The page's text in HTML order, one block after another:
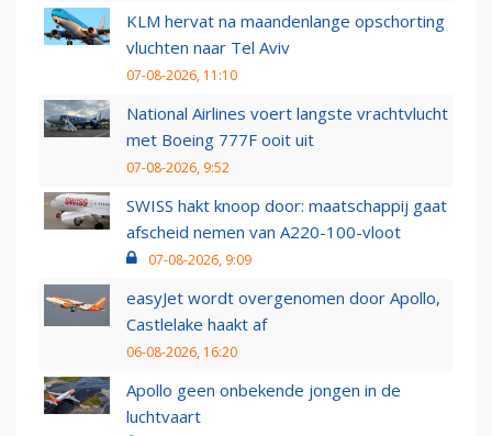
KLM hervat na maandenlange opschorting
vluchten naar Tel Aviv
07-08-2026, 11:10
National Airlines voert langste vrachtvlucht
met Boeing 777F ooit uit
07-08-2026, 9:52
SWISS hakt knoop door: maatschappij gaat
afscheid nemen van A220-100-vloot
07-08-2026, 9:09
easyJet wordt overgenomen door Apollo,
Castlelake haakt af
06-08-2026, 16:20
Apollo geen onbekende jongen in de
luchtvaart